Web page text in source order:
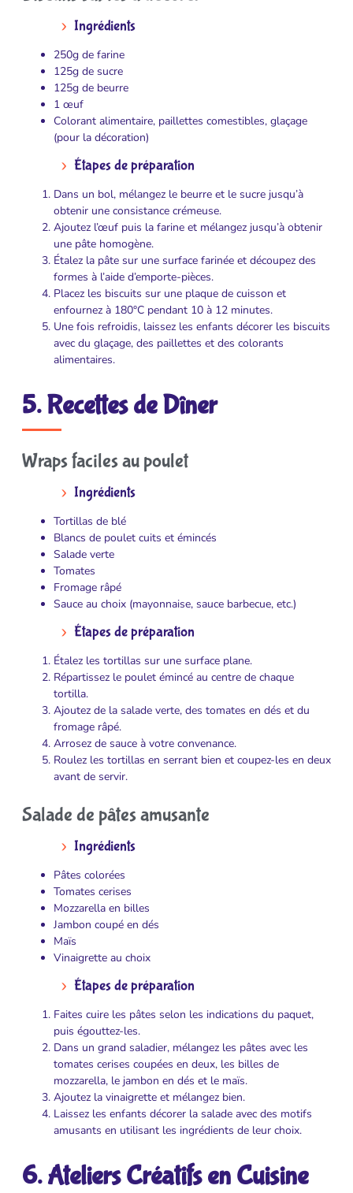
Ingrédients
250g de farine
125g de sucre
125g de beurre
1 œuf
Colorant alimentaire, paillettes comestibles, glaçage
(pour la décoration)
Étapes de préparation
Dans un bol, mélangez le beurre et le sucre jusqu’à
obtenir une consistance crémeuse.
Ajoutez l’œuf puis la farine et mélangez jusqu’à obtenir
une pâte homogène.
Étalez la pâte sur une surface farinée et découpez des
formes à l’aide d’emporte-pièces.
Placez les biscuits sur une plaque de cuisson et
enfournez à 180°C pendant 10 à 12 minutes.
Une fois refroidis, laissez les enfants décorer les biscuits
avec du glaçage, des paillettes et des colorants
alimentaires.
5. Recettes de Dîner
Wraps faciles au poulet
Ingrédients
Tortillas de blé
Blancs de poulet cuits et émincés
Salade verte
Tomates
Fromage râpé
Sauce au choix (mayonnaise, sauce barbecue, etc.)
Étapes de préparation
Étalez les tortillas sur une surface plane.
Répartissez le poulet émincé au centre de chaque
tortilla.
Ajoutez de la salade verte, des tomates en dés et du
fromage râpé.
Arrosez de sauce à votre convenance.
Roulez les tortillas en serrant bien et coupez-les en deux
avant de servir.
Salade de pâtes amusante
Ingrédients
Pâtes colorées
Tomates cerises
Mozzarella en billes
Jambon coupé en dés
Maïs
Vinaigrette au choix
Étapes de préparation
Faites cuire les pâtes selon les indications du paquet,
puis égouttez-les.
Dans un grand saladier, mélangez les pâtes avec les
tomates cerises coupées en deux, les billes de
mozzarella, le jambon en dés et le maïs.
Ajoutez la vinaigrette et mélangez bien.
Laissez les enfants décorer la salade avec des motifs
amusants en utilisant les ingrédients de leur choix.
6. Ateliers Créatifs en Cuisine